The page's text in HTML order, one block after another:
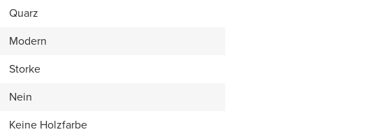
Quarz
Modern
Storke
Nein
Keine Holzfarbe